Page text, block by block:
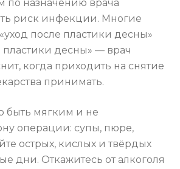
по назначению врача
риск инфекции. Многие
после пластики десны»
десны» — врач
когда приходить на снятие
принимать.
быть мягким и не
операции: супы, пюре,
острых, кислых и твёрдых
дни. Откажитесь от алкоголя